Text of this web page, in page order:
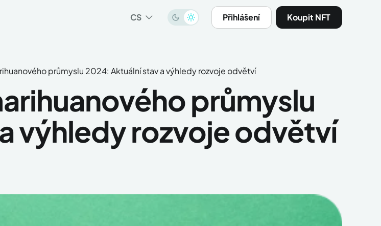
CS Přihlášení Koupit NFT
průmyslu 2024: Aktuální stav a výhledy rozvoje odvětví
průmyslu
výhledy rozvoje odvětví